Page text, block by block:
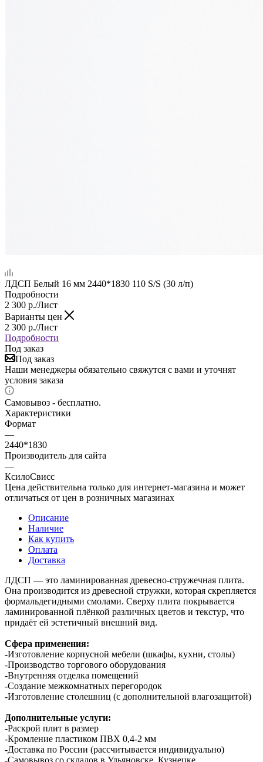
ЛДСП Белый 16 мм 2440*1830 110 S/S (30 л/п)
Подробности
2 300 р./Лист
Варианты цен
2 300 р./Лист
Подробности
Под заказ
Под заказ
Наши менеджеры обязательно свяжутся с вами и уточнят
условия заказа
Самовывоз - бесплатно.
Характеристики
Формат
—
2440*1830
Производитель для сайта
—
КсилоСвисс
Цена действительна только для интернет-магазина и может
отличаться от цен в розничных магазинах
Описание
Наличие
Как купить
Оплата
Доставка
ЛДСП — это ламинированная древесно-стружечная плита.
Она производится из древесной стружки, которая скрепляется
формальдегидными смолами. Сверху плита покрывается
ламинированной плёнкой различных цветов и текстур, что
придаёт ей эстетичный внешний вид.
Сфера применения:
-Изготовление корпусной мебели (шкафы, кухни, столы)
-Производство торгового оборудования
-Внутренняя отделка помещений
-Создание межкомнатных перегородок
-Изготовление столешниц (с дополнительной влагозащитой)
Дополнительные услуги:
-Раскрой плит в размер
-Кромление пластиком ПВХ 0,4-2 мм
-Доставка по России (рассчитывается индивидуально)
-Самовывоз со складов в Ульяновске, Кузнецке,